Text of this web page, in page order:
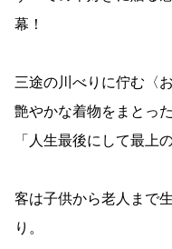
幕！
三途の川べりに佇む〈
艶やかな着物をまとっ
「人生最後にして最上
客は子供から老人まで
り。